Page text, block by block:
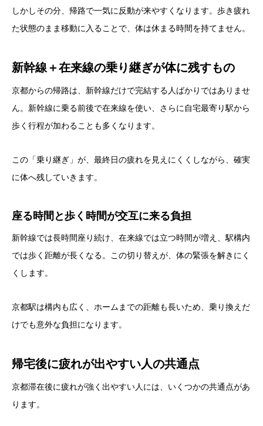
しかしその分、帰路で一気に反動が来やすくなります。歩き疲れ
た状態のまま移動に入ることで、体は休まる時間を持てません。
新幹線＋在来線の乗り継ぎが体に残すもの
京都からの帰路は、新幹線だけで完結する人ばかりではありませ
ん。新幹線に乗る前後で在来線を使い、さらに自宅最寄り駅から
歩く行程が加わることも多くなります。
この「乗り継ぎ」が、最終日の疲れを見えにくくしながら、確実
に体へ残していきます。
座る時間と歩く時間が交互に来る負担
新幹線では長時間座り続け、在来線では立つ時間が増え、駅構内
では歩く距離が長くなる。この切り替えが、体の緊張を解きにく
くします。
京都駅は構内も広く、ホームまでの距離も長いため、乗り換えだ
けでも意外な負担になります。
帰宅後に疲れが出やすい人の共通点
京都滞在後に疲れが強く出やすい人には、いくつかの共通点があ
ります。